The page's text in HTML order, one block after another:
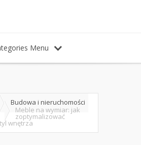
Menu
Budowa i nieruchomości
Meble na wymiar: jak
zoptymalizować
wnętrza